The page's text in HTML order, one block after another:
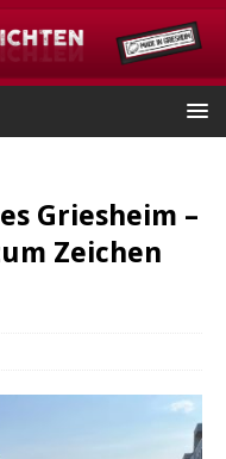
Griesheim –
Zeichen